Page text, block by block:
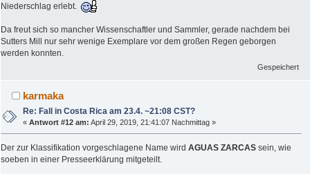
Niederschlag erlebt.
Da freut sich so mancher Wissenschaftler und Sammler, gerade nachdem bei
Sutters Mill nur sehr wenige Exemplare vor dem großen Regen geborgen
werden konnten.
Gespeichert
karmaka
Re: Fall in Costa Rica am 23.4. ~21:08 CST?
«Antwort #12 am: April 29, 2019, 21:41:07 Nachmittag »
Der zur Klassifikation vorgeschlagene Name wird AGUAS ZARCAS sein, wie
soeben in einer Presseerklärung mitgeteilt.